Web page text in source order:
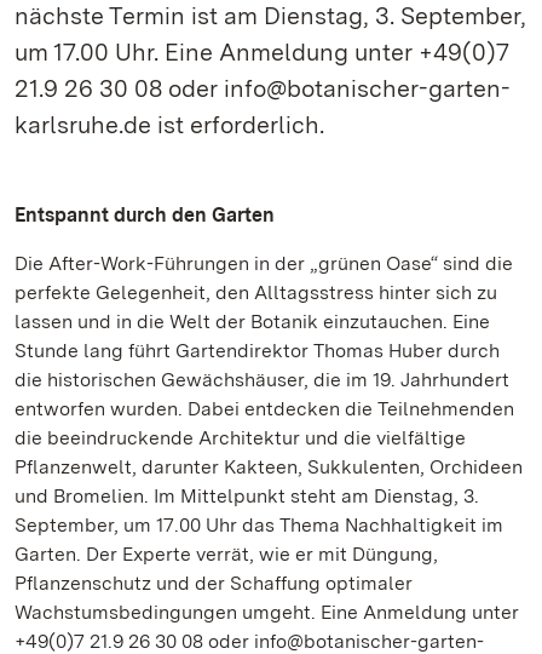
nächste Termin ist am Dienstag, 3. September,
um 17.00 Uhr. Eine Anmeldung unter +49(0)7
21.9 26 30 08 oder info@botanischer-garten-
karlsruhe.de ist erforderlich.
Entspannt durch den Garten
Die After-Work-Führungen in der „grünen Oase“ sind die
perfekte Gelegenheit, den Alltagsstress hinter sich zu
lassen und in die Welt der Botanik einzutauchen. Eine
Stunde lang führt Gartendirektor Thomas Huber durch
die historischen Gewächshäuser, die im 19. Jahrhundert
entworfen wurden. Dabei entdecken die Teilnehmenden
die beeindruckende Architektur und die vielfältige
Pflanzenwelt, darunter Kakteen, Sukkulenten, Orchideen
und Bromelien. Im Mittelpunkt steht am Dienstag, 3.
September, um 17.00 Uhr das Thema Nachhaltigkeit im
Garten. Der Experte verrät, wie er mit Düngung,
Pflanzenschutz und der Schaffung optimaler
Wachstumsbedingungen umgeht. Eine Anmeldung unter
+49(0)7 21.9 26 30 08 oder info@botanischer-garten-